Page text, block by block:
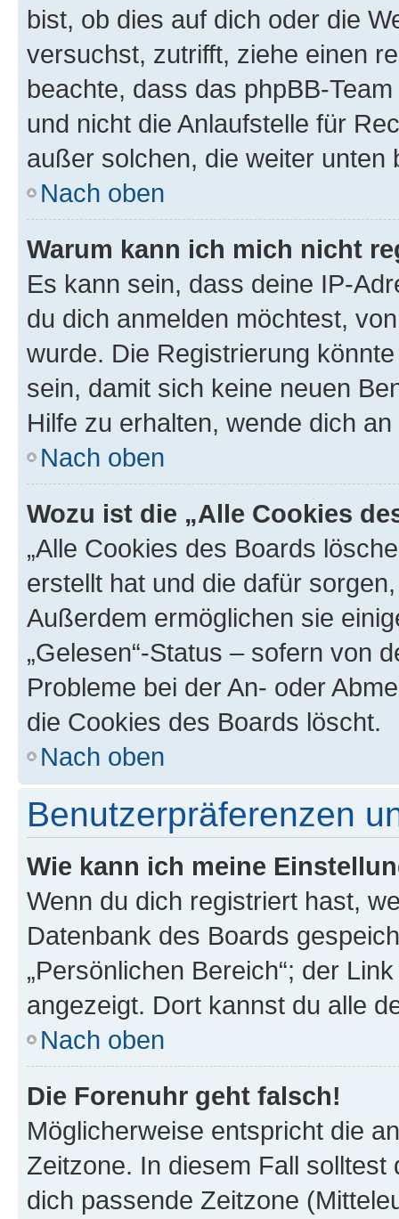
bist, ob dies auf dich oder die
versuchst, zutrifft, ziehe einen
beachte, dass das phpBB-
und nicht die Anlaufstelle für
außer solchen, die weiter unten
Nach oben
Warum kann ich mich nicht
Es kann sein, dass deine IP-
du dich anmelden möchtest,
wurde. Die Registrierung
sein, damit sich keine neuen
Hilfe zu erhalten, wende dich
Nach oben
Wozu ist die „Alle Cookies
„Alle Cookies des Boards
erstellt hat und die dafür
Außerdem ermöglichen sie
„Gelesen“-Status – sofern von
Probleme bei der An- oder
die Cookies des Boards löscht.
Nach oben
Benutzerpräferenzen
Wie kann ich meine
Wenn du dich registriert hast,
Datenbank des Boards
„Persönlichen Bereich“; der
angezeigt. Dort kannst du alle
Nach oben
Die Forenuhr geht falsch!
Möglicherweise entspricht die
Zeitzone. In diesem Fall solltest
dich passende Zeitzone